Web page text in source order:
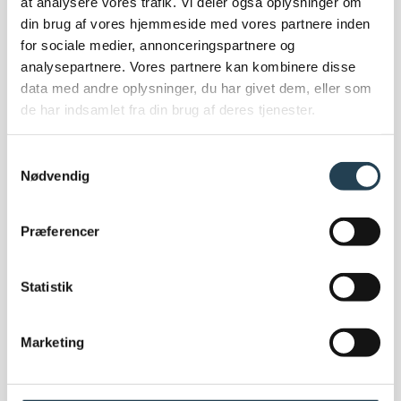
din brug af vores hjemmeside med vores partnere inden
for sociale medier, annonceringspartnere og
analysepartnere. Vores partnere kan kombinere disse
data med andre oplysninger, du har givet dem, eller som
de har indsamlet fra din brug af deres tjenester.
Nødvendig
Præferencer
Statistik
Marketing
EPD
Bygningscertificeringer
Corporate Social Responsibility
(CSR) politik
FN Verdensmål